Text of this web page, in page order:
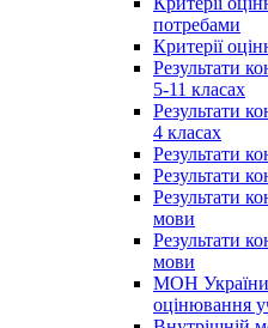
потребами
Критерії
Результати
5-11 класах
Результати
4 класах
Результати
Результати
Результати
мови
Результати
мови
МОН України
оцінювання